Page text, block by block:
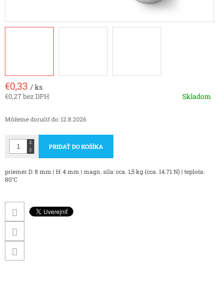
€0,33 / ks
€0,27 bez DPH
cena:
Skladom
Môžeme doručiť do:12.8.2026
PRIDAŤ DO KOŠÍKA
priemer D: 8 mm | H: 4 mm | magn. sila: cca. 1,5 kg (cca. 14.71 N) | teplota:
80°C